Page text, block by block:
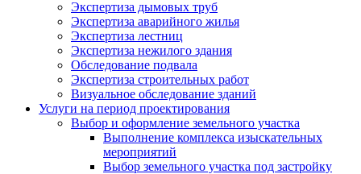
Экспертиза дымовых труб
Экспертиза аварийного жилья
Экспертиза лестниц
Экспертиза нежилого здания
Обследование подвала
Экспертиза строительных работ
Визуальное обследование зданий
Услуги на период проектирования
Выбор и оформление земельного участка
Выполнение комплекса изыскательных
мероприятий
Выбор земельного участка под застройку